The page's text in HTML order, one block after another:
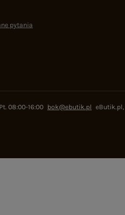
pytania
08:00-16:00 bok@ebutik.pl eButik.pl,